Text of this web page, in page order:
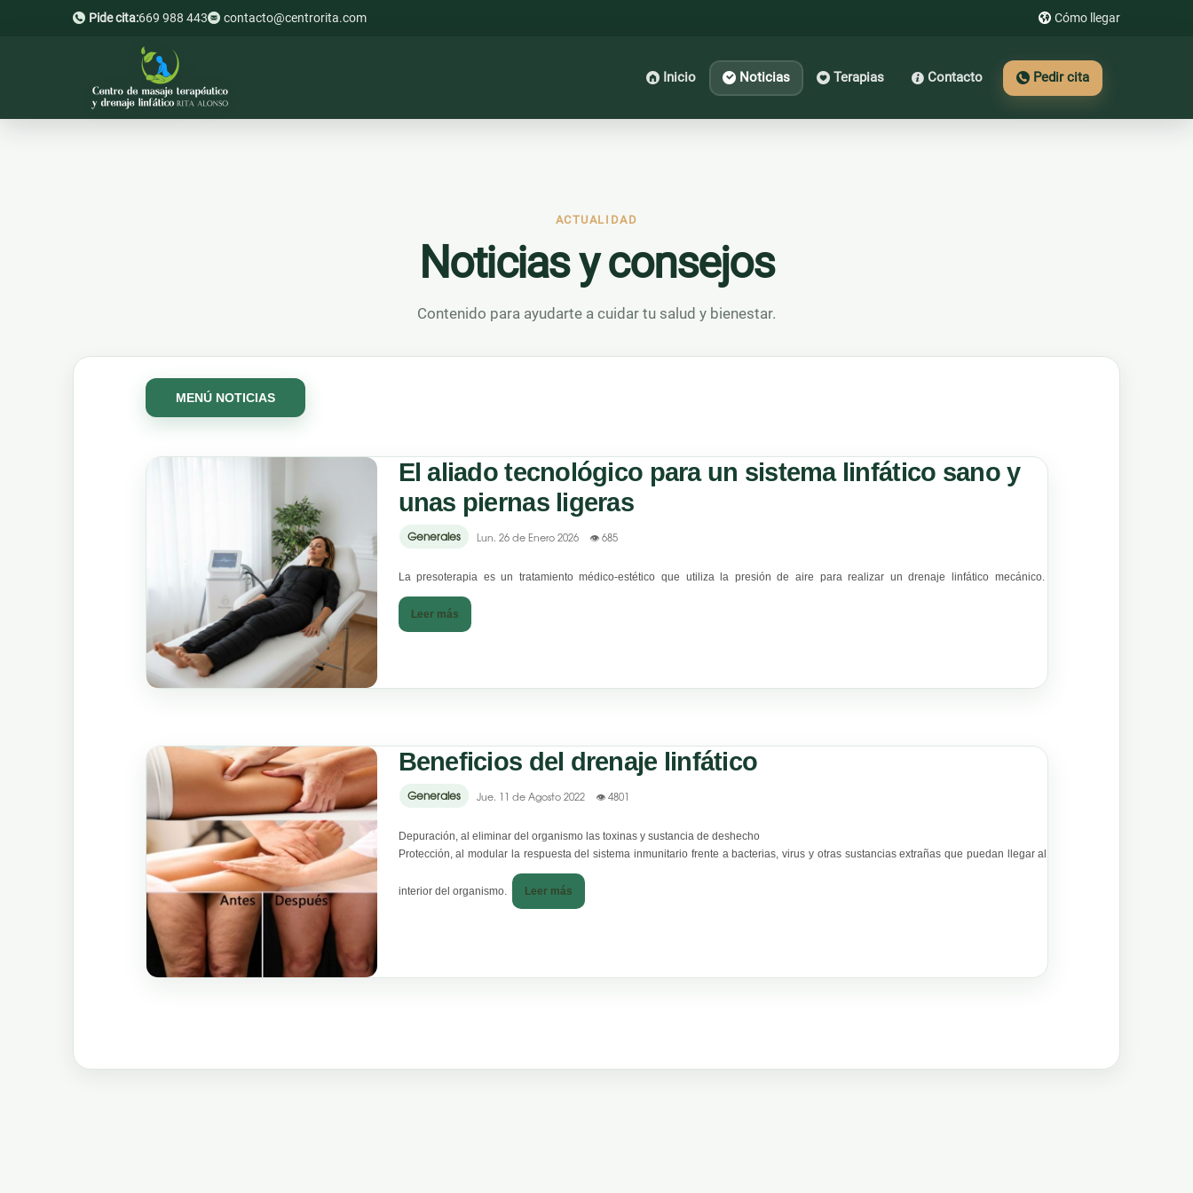
Pide cita:669 988 443 contacto@centrorita.com Cómo llegar
Inicio Noticias Terapias Contacto Pedir cita
ACTUALIDAD
Noticias y consejos
Contenido para ayudarte a cuidar tu salud y bienestar.
MENÚ NOTICIAS
El aliado tecnológico para un sistema linfático sano y
unas piernas ligeras
Generales Lun. 26 de Enero 2026 👁 685
La presoterapia es un tratamiento médico-estético que utiliza la presión de aire para realizar un drenaje linfático mecánico.
Leer más
Beneficios del drenaje linfático
Generales Jue. 11 de Agosto 2022 👁 4801
Depuración, al eliminar del organismo las toxinas y sustancia de deshecho
Protección, al modular la respuesta del sistema inmunitario frente a bacterias, virus y otras sustancias extrañas que puedan llegar al
interior del organismo. Leer más